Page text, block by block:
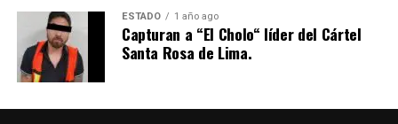
ESTADO 1 año ago
Capturan a “El Cholo“ líder del Cártel
Santa Rosa de Lima.